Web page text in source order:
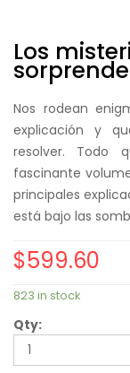
Los
Nos rodean
explicación y
resolver. Todo
fascinante
principales
está bajo las
$599.60
823 in stock
Qty: